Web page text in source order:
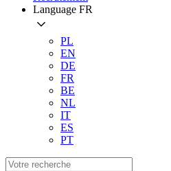
Language FR
PL
EN
DE
FR
BE
NL
IT
ES
PT